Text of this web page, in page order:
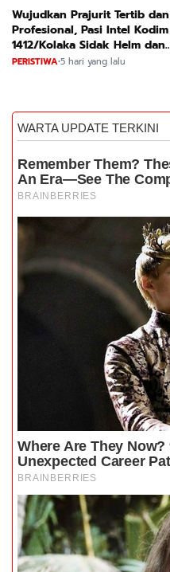
Wujudkan Prajurit Tertib dan
Profesional, Pasi Intel Kodim
1412/Kolaka Sidak Helm dan
Kendaraan
PERISTIWA•5 hari yang lalu